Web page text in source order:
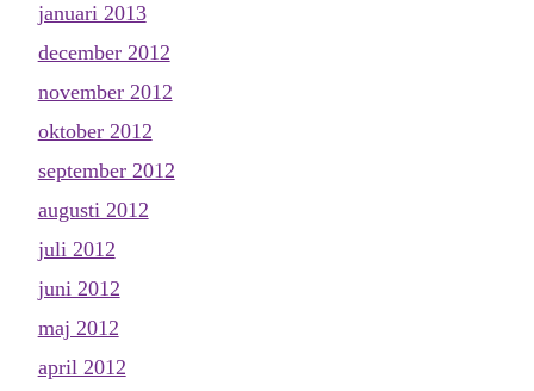
januari 2013
december 2012
november 2012
oktober 2012
september 2012
augusti 2012
juli 2012
juni 2012
maj 2012
april 2012